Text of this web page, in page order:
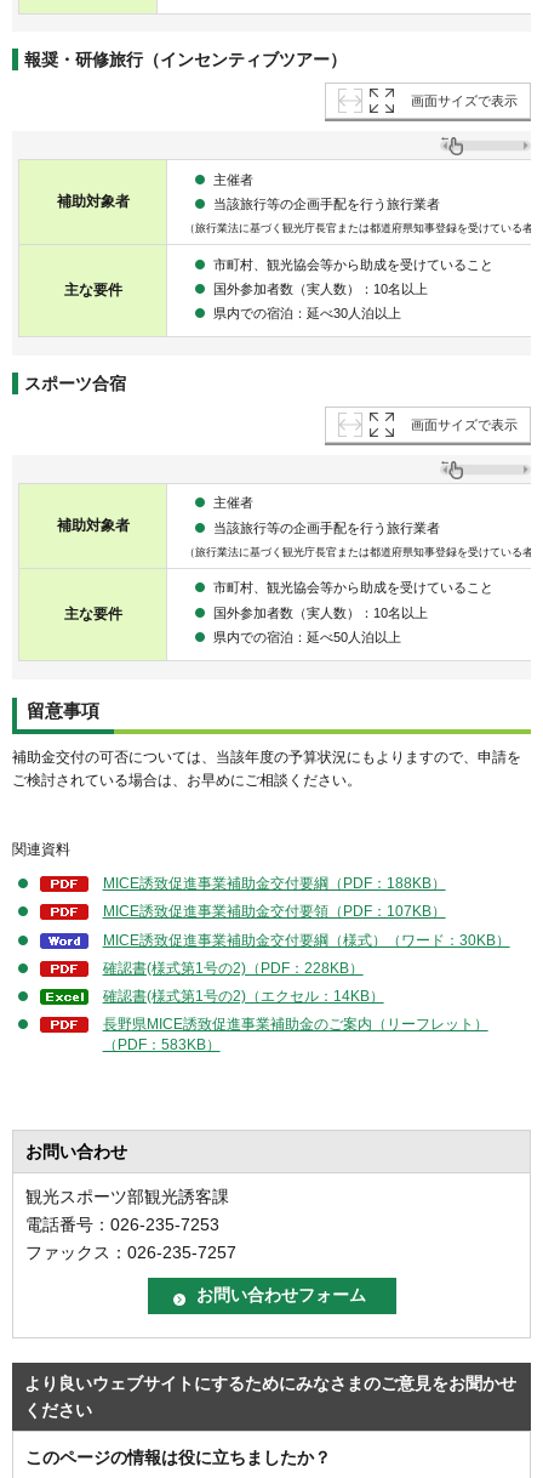
報奨・研修旅行（インセンティブツアー）
画面サイズで表示
補助対象者
主催者
当該旅行等の企画手配を行う旅行業者
（旅行業法に基づく観光庁長官または都道府県知事登録を受けている者）
主な要件
市町村、観光協会等から助成を受けていること
国外参加者数（実人数）：10名以上
県内での宿泊：延べ30人泊以上
スポーツ合宿
画面サイズで表示
補助対象者
主催者
当該旅行等の企画手配を行う旅行業者
（旅行業法に基づく観光庁長官または都道府県知事登録を受けている者）
主な要件
市町村、観光協会等から助成を受けていること
国外参加者数（実人数）：10名以上
県内での宿泊：延べ50人泊以上
留意事項
補助金交付の可否については、当該年度の予算状況にもよりますので、申請を
ご検討されている場合は、お早めにご相談ください。
関連資料
MICE誘致促進事業補助金交付要綱（PDF：188KB）
MICE誘致促進事業補助金交付要領（PDF：107KB）
MICE誘致促進事業補助金交付要綱（様式）（ワード：30KB）
確認書(様式第1号の2)（PDF：228KB）
確認書(様式第1号の2)（エクセル：14KB）
長野県MICE誘致促進事業補助金のご案内（リーフレット）
（PDF：583KB）
お問い合わせ
観光スポーツ部観光誘客課
電話番号：026-235-7253
ファックス：026-235-7257
より良いウェブサイトにするためにみなさまのご意見をお聞かせ
ください
このページの情報は役に立ちましたか？